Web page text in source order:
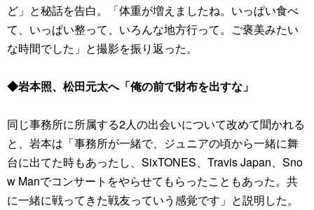
ど」と秘話を告白。「体重が増えましたね。いっぱい食べ
て、いっぱい整って、いろんな地方行って。ご褒美みたい
な時間でした」と撮影を振り返った。
◆岩本照、松田元太へ「俺の前で財布を出すな」
同じ事務所に所属する2人の出会いについて改めて聞かれる
と、岩本は「事務所が一緒で、ジュニアの頃から一緒に舞
台に出てた時もあったし、SixTONES、Travis Japan、Sno
w Manでコンサートをやらせてもらったこともあった。共
に一緒に戦ってきた戦友っていう感覚です」と説明した。